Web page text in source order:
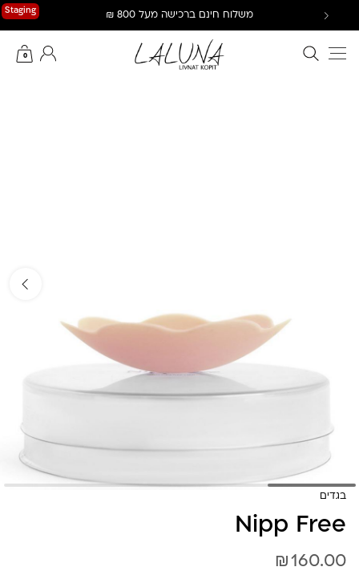
Staging משלוח חינם ברכישה מעל 800 ₪
חיפוש באתר
0
החשבון שלי
בגדים
Nipp Free
₪160.00